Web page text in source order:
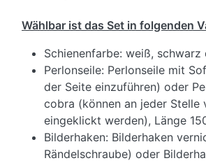
Wählbar ist das Set in folgenden
Schienenfarbe: weiß,
Perlonseile: Perlonseile mit
der Seite einzuführen) oder
cobra (können an jeder Stelle
eingeklickt werden), Länge
Bilderhaken: Bilderhaken
Rändelschraube) oder